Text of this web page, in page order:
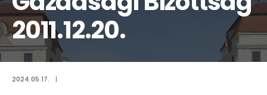
2011.12.20.
2024.05.17. |